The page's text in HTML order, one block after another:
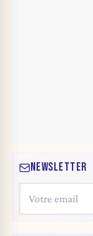
NEWSLETTER